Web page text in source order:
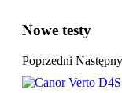
Nowe testy
Poprzedni Następny